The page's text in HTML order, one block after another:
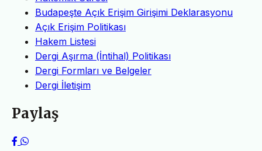
Budapeşte Açık Erişim Girişimi Deklarasyonu
Açık Erişim Politikası
Hakem Listesi
Dergi Aşırma (İntihal) Politikası
Dergi Formları ve Belgeler
Dergi İletişim
Paylaş